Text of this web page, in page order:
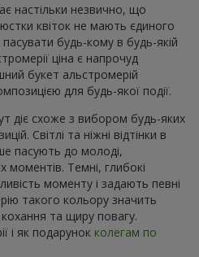
настільки незвично, що
квіток не мають єдиного
будь-кому в будь-якій
ціна є напрочуд
букет альстромерій
для будь-якої події.
діє схоже з вибором будь-яких
Світлі та ніжні відтінки в
пасують до молоді,
моментів. Темні, глибокі
моменту і задають певні
такого кольору значить
та щиру повагу.
і як подарунок колегам по